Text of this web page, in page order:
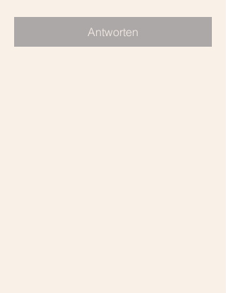
Antworten